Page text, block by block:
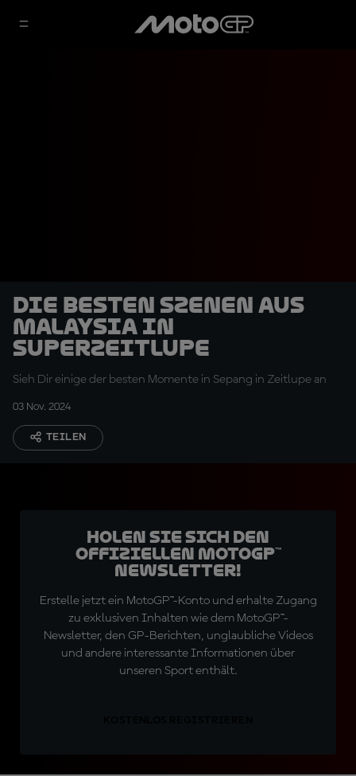
Die besten Szenen aus
Malaysia in
Superzeitlupe
Sieh Dir einige der besten Momente in Sepang in Zeitlupe an
03 Nov. 2024
TEILEN
Holen Sie sich den
offiziellen MotoGP™
Newsletter!
Erstelle jetzt ein MotoGP™-Konto und erhalte Zugang
zu exklusiven Inhalten wie dem MotoGP™-
Newsletter, den GP-Berichten, unglaubliche Videos
und andere interessante Informationen über
unseren Sport enthält.